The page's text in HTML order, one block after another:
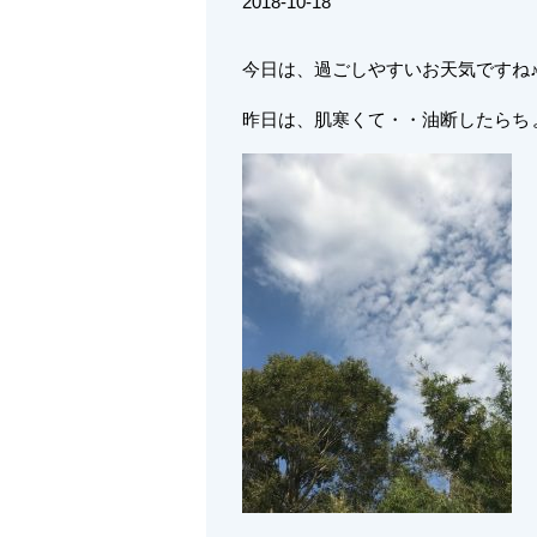
今日は、過ごしやすいお天気ですね♪
昨日は、肌寒くて・・油断したらち